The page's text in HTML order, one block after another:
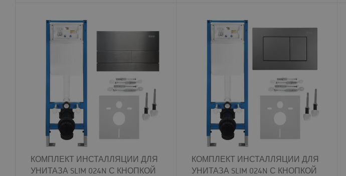
КОМПЛЕКТ ИНСТАЛЛЯЦИИ ДЛЯ
УНИТАЗА SLIM 024N С КНОПКОЙ
КОМПЛЕКТ ИНСТАЛЛЯЦИИ ДЛЯ
УНИТАЗА SLIM 024N С КНОПКОЙ